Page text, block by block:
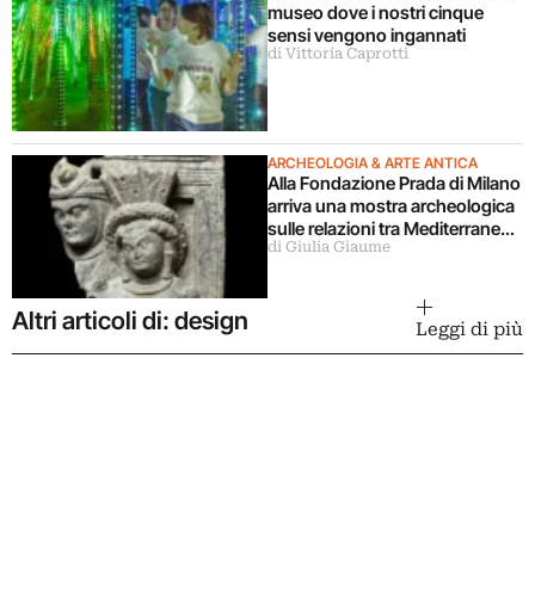
museo dove i nostri cinque
sensi vengono ingannati
di Vittoria Caprotti
ARCHEOLOGIA & ARTE ANTICA
Alla Fondazione Prada di Milano
arriva una mostra archeologica
sulle relazioni tra Mediterraneo
e Asia
di Giulia Giaume
Altri articoli di: design Leggi di più